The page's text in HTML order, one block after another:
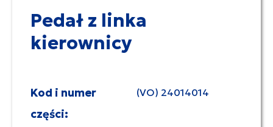
Pedał z linka
kierownicy
Kod i numer
części:
(VO) 24014014